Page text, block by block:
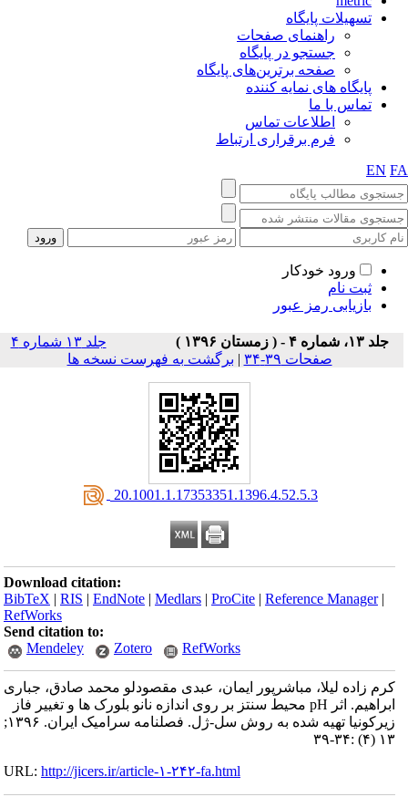
تسهیلات پایگاه
راهنمای صفحات
جستجو در پایگاه
صفحه برترین‌های پایگاه
پایگاه های نمایه کننده
تماس با ما
اطلاعات تماس
فرم برقراری ارتباط
EN
ورود خودکار
ثبت نام
بازیابی رمز عبور
جلد ۱۳، شماره ۴ - ( زمستان ۱۳۹۶ )
جلد ۱۳ شماره ۴
صفحات ۳۹-۳۴
| برگشت به فهرست نسخه ها
‎ 20.1001.1.17353351.1396.4.52.5.3
Download citation:
BibTeX |RIS |EndNote |Medlars |ProCite |Reference Manager
RefWorks
Send citation to:
Mendeley
Zotero RefWorks
کرم زاده لیلا، مباشرپور ایمان، عبدی مقصودلو محمد صادق، جباری
ابراهیم. اثر pH محیط سنتز بر روی اندازه نانو بلورک ها و تغییر فاز
زیرکونیا تهیه شده به روش سل-ژل. فصلنامه سرامیک ایران. ۱۳۹۶;
۱۳ (۴) :۳۴-۳۹
URL:http://jicers.ir/article-۱-۲۴۲-fa.html